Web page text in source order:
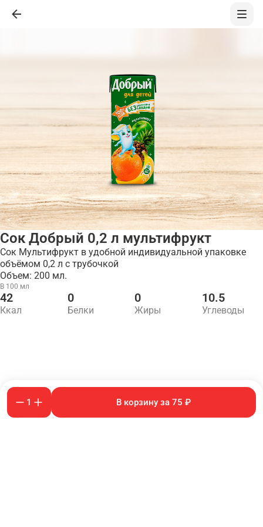
Сок Добрый 0,2 л мультифрукт
Сок Мультифрукт в удобной индивидуальной упаковке
объёмом 0,2 л с трубочкой
Объем: 200 мл.
В 100 мл
42
Ккал
0
Белки
0
Жиры
10.5
Углеводы
1 В корзину за 75 ₽